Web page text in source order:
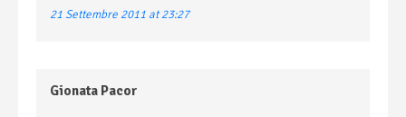
21 Settembre 2011 at 23:27
Gionata Pacor